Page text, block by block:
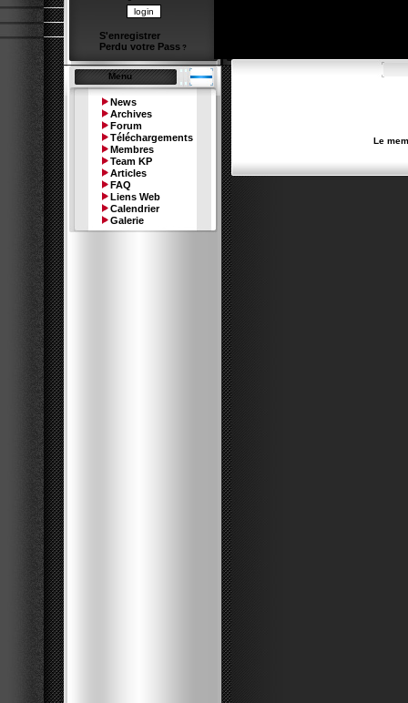
S'enregistrer
Perdu votre Pass ?
Menu
News
Archives
Forum
Téléchargements
Membres
Team KP
Articles
FAQ
Liens Web
Calendrier
Galerie
Le